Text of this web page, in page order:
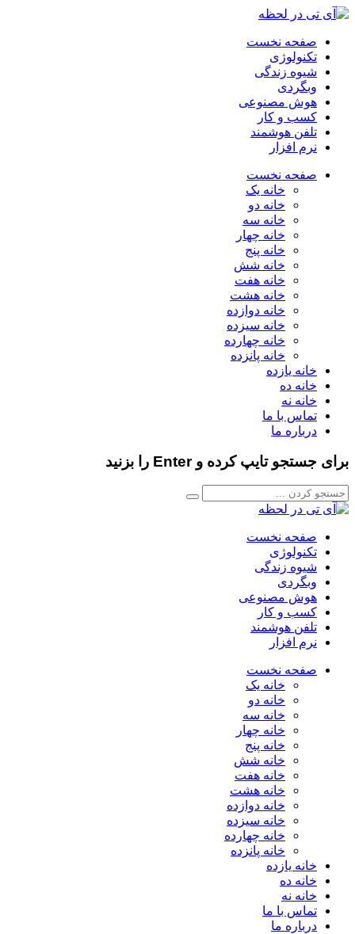
صفحه نخست
تکنولوژی
شیوه زندگی
وبگردی
هوش مصنوعی
کسب و کار
تلفن هوشمند
نرم افزار
صفحه نخست
خانه یک
خانه دو
خانه سه
خانه چهار
خانه پنج
خانه شش
خانه هفت
خانه هشت
خانه دوازده
خانه سیزده
خانه چهارده
خانه پانزده
خانه یازده
خانه ده
خانه نه
تماس با ما
درباره ما
برای جستجو تایپ کرده و Enter را بزنید
صفحه نخست
تکنولوژی
شیوه زندگی
وبگردی
هوش مصنوعی
کسب و کار
تلفن هوشمند
نرم افزار
صفحه نخست
خانه یک
خانه دو
خانه سه
خانه چهار
خانه پنج
خانه شش
خانه هفت
خانه هشت
خانه دوازده
خانه سیزده
خانه چهارده
خانه پانزده
خانه یازده
خانه ده
خانه نه
تماس با ما
درباره ما